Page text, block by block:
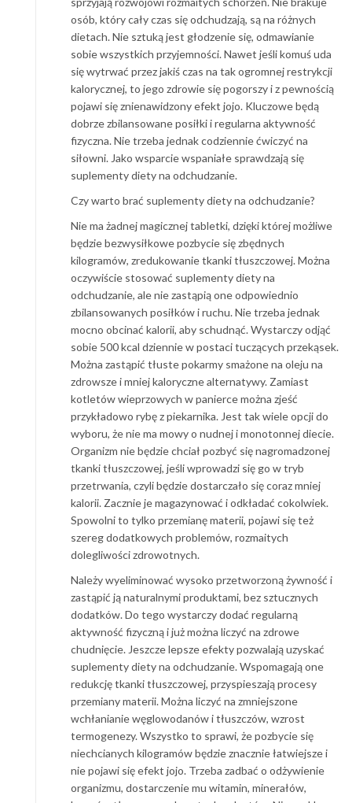
osób, który cały czas się odchudzają, są na różnych
dietach. Nie sztuką jest głodzenie się, odmawianie
sobie wszystkich przyjemności. Nawet jeśli komuś uda
się wytrwać przez jakiś czas na tak ogromnej restrykcji
kalorycznej, to jego zdrowie się pogorszy i z pewnością
pojawi się znienawidzony efekt jojo. Kluczowe będą
dobrze zbilansowane posiłki i regularna aktywność
fizyczna. Nie trzeba jednak codziennie ćwiczyć na
siłowni. Jako wsparcie wspaniałe sprawdzają się
suplementy diety na odchudzanie.
Czy warto brać suplementy diety na odchudzanie?
Nie ma żadnej magicznej tabletki, dzięki której możliwe
będzie bezwysiłkowe pozbycie się zbędnych
kilogramów, zredukowanie tkanki tłuszczowej. Można
oczywiście stosować suplementy diety na
odchudzanie, ale nie zastąpią one odpowiednio
zbilansowanych posiłków i ruchu. Nie trzeba jednak
mocno obcinać kalorii, aby schudnąć. Wystarczy odjąć
sobie 500 kcal dziennie w postaci tuczących przekąsek.
Można zastąpić tłuste pokarmy smażone na oleju na
zdrowsze i mniej kaloryczne alternatywy. Zamiast
kotletów wieprzowych w panierce można zjeść
przykładowo rybę z piekarnika. Jest tak wiele opcji do
wyboru, że nie ma mowy o nudnej i monotonnej diecie.
Organizm nie będzie chciał pozbyć się nagromadzonej
tkanki tłuszczowej, jeśli wprowadzi się go w tryb
przetrwania, czyli będzie dostarczało się coraz mniej
kalorii. Zacznie je magazynować i odkładać cokolwiek.
Spowolni to tylko przemianę materii, pojawi się też
szereg dodatkowych problemów, rozmaitych
dolegliwości zdrowotnych.
Należy wyeliminować wysoko przetworzoną żywność i
zastąpić ją naturalnymi produktami, bez sztucznych
dodatków. Do tego wystarczy dodać regularną
aktywność fizyczną i już można liczyć na zdrowe
chudnięcie. Jeszcze lepsze efekty pozwalają uzyskać
suplementy diety na odchudzanie. Wspomagają one
redukcję tkanki tłuszczowej, przyspieszają procesy
przemiany materii. Można liczyć na zmniejszone
wchłanianie węglowodanów i tłuszczów, wzrost
termogenezy. Wszystko to sprawi, że pozbycie się
niechcianych kilogramów będzie znacznie łatwiejsze i
nie pojawi się efekt jojo. Trzeba zadbać o odżywienie
organizmu, dostarczenie mu witamin, minerałów,